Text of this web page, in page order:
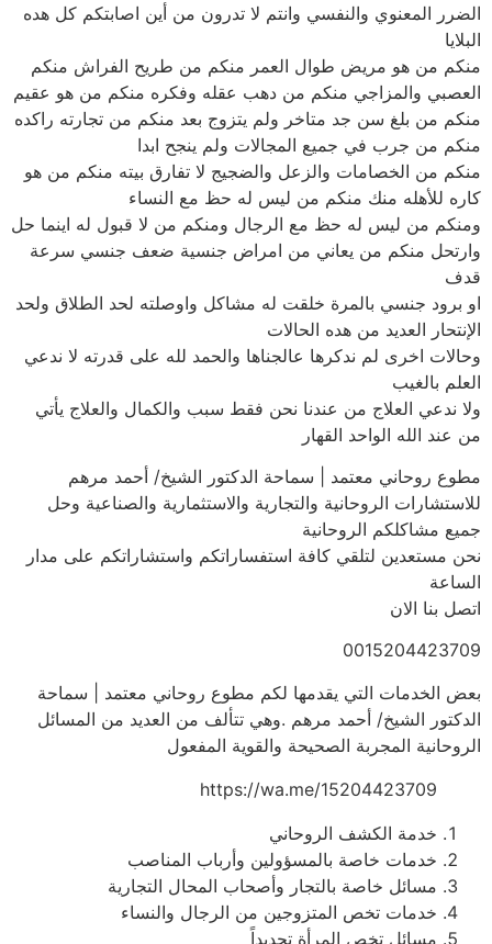
الضرر المعنوي والنفسي وانتم لا تدرون من أين اصابتكم كل هده
البلايا
منكم من هو مريض طوال العمر منكم من طريح الفراش منكم
العصبي والمزاجي منكم من دهب عقله وفكره منكم من هو عقيم
منكم من بلغ سن جد متاخر ولم يتزوج بعد منكم من تجارته راكده
منكم من جرب في جميع المجالات ولم ينجح ابدا
منكم من الخصامات والزعل والضجيج لا تفارق بيته منكم من هو
كاره للأهله منك منكم من ليس له حظ مع النساء
ومنكم من ليس له حظ مع الرجال ومنكم من لا قبول له اينما حل
وارتحل منكم من يعاني من امراض جنسية ضعف جنسي سرعة
قدف
او برود جنسي بالمرة خلقت له مشاكل واوصلته لحد الطلاق ولحد
الإنتحار العديد من هده الحالات
وحالات اخرى لم ندكرها عالجناها والحمد لله على قدرته لا ندعي
العلم بالغيب
ولا ندعي العلاج من عندنا نحن فقط سبب والكمال والعلاج يأتي
من عند الله الواحد القهار
مطوع روحاني معتمد | سماحة الدكتور الشيخ/ أحمد مرهم
للاستشارات الروحانية والتجارية والاستثمارية والصناعية وحل
جميع مشاكلكم الروحانية
نحن مستعدين لتلقي كافة استفساراتكم واستشاراتكم على مدار
الساعة
اتصل بنا الان
0015204423709
بعض الخدمات التي يقدمها لكم مطوع روحاني معتمد | سماحة
الدكتور الشيخ/ أحمد مرهم .وهي تتألف من العديد من المسائل
الروحانية المجربة الصحيحة والقوية المفعول
https://wa.me/15204423709
خدمة الكشف الروحاني
خدمات خاصة بالمسؤولين وأرباب المناصب
مسائل خاصة بالتجار وأصحاب المحال التجارية
خدمات تخص المتزوجين من الرجال والنساء
مسائل تخص المرأة تحديداً